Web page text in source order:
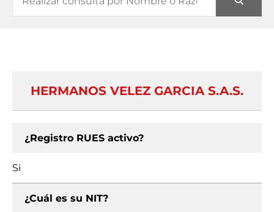
HERMANOS VELEZ GARCIA S.A.S.
¿Registro RUES activo?
Si
¿Cuál es su NIT?